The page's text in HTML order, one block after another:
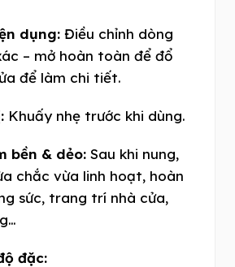
dụng: Điều chỉnh dòng
– mở hoàn toàn để đổ
để làm chi tiết.
Khuấy nhẹ trước khi dùng.
bền & dẻo: Sau khi nung,
chắc vừa linh hoạt, hoàn
sức, trang trí nhà cửa,
đặc: